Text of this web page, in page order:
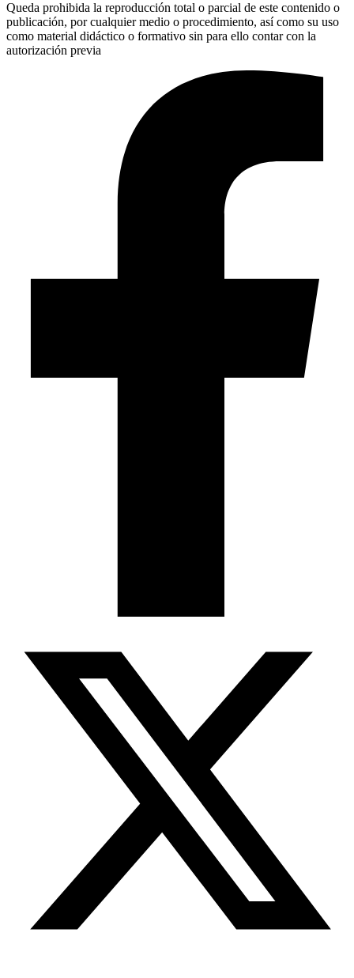
Queda prohibida la reproducción total o parcial de este contenido o
publicación, por cualquier medio o procedimiento, así como su uso
como material didáctico o formativo sin para ello contar con la
autorización previa